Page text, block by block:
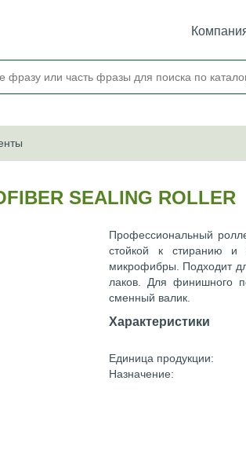
SEALING ROLLER
Профессиональный
стойкой к стиранию и
микрофибры. Подходит
лаков. Для финишного
сменный валик.
Характеристики
Единица продукции:
Назначение: